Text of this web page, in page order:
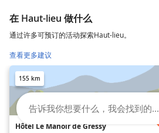
在 Haut-lieu 做什么
通过许多可预订的活动探索Haut-lieu。
查看更多建议
155 km
Hôtel Le Manoir de Gressy
告诉我你想要什么，我会找到的...